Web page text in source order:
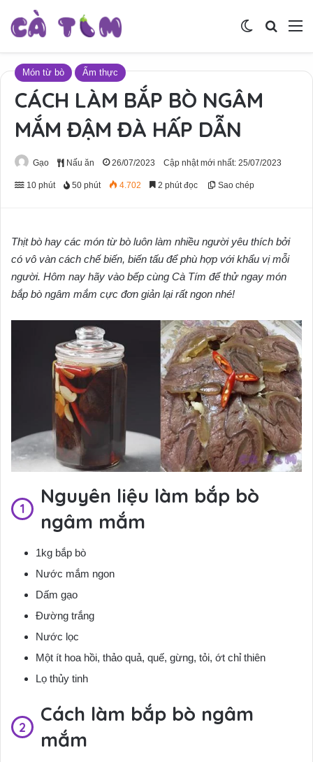
Tìm
Switch skin
Món từ bò Ẩm thực
CÁCH LÀM BẮP BÒ NGÂM
MẮM ĐẬM ĐÀ HẤP DẪN
Gạo Nấu ăn 26/07/2023 Cập nhật mới nhất: 25/07/2023
10 phút 50 phút 4.702 2 phút đọc Sao chép
Thịt bò hay các món từ bò luôn làm nhiều người yêu thích bởi
có vô vàn cách chế biến, biến tấu để phù hợp với khẩu vị mỗi
người. Hôm nay hãy vào bếp cùng Cà Tím để thử ngay món
bắp bò ngâm mắm cực đơn giản lại rất ngon nhé!
Nguyên liệu làm bắp bò
ngâm mắm
1kg bắp bò
Nước mắm ngon
Dấm gạo
Đường trắng
Nước lọc
Một ít hoa hồi, thảo quả, quế, gừng, tỏi, ớt chỉ thiên
Lọ thủy tinh
Cách làm bắp bò ngâm
mắm